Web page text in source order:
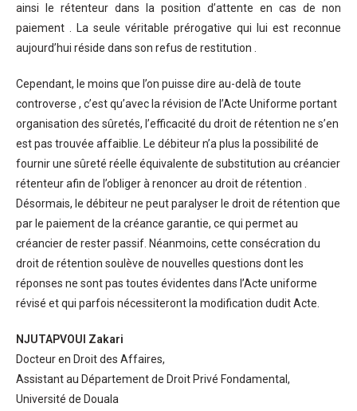
ainsi le rétenteur dans la position d’attente en cas de non
paiement . La seule véritable prérogative qui lui est reconnue
aujourd’hui réside dans son refus de restitution .
Cependant, le moins que l’on puisse dire au-delà de toute
controverse , c’est qu’avec la révision de l’Acte Uniforme portant
organisation des sûretés, l’efficacité du droit de rétention ne s’en
est pas trouvée affaiblie. Le débiteur n’a plus la possibilité de
fournir une sûreté réelle équivalente de substitution au créancier
rétenteur afin de l’obliger à renoncer au droit de rétention .
Désormais, le débiteur ne peut paralyser le droit de rétention que
par le paiement de la créance garantie, ce qui permet au
créancier de rester passif. Néanmoins, cette consécration du
droit de rétention soulève de nouvelles questions dont les
réponses ne sont pas toutes évidentes dans l’Acte uniforme
révisé et qui parfois nécessiteront la modification dudit Acte.
NJUTAPVOUI Zakari
Docteur en Droit des Affaires,
Assistant au Département de Droit Privé Fondamental,
Université de Douala